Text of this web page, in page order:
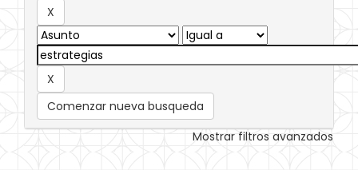
Comenzar nueva busqueda
Mostrar filtros avanzados